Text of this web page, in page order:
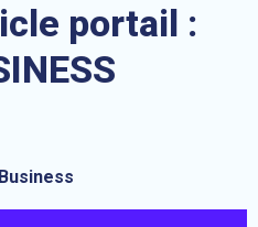
portail :